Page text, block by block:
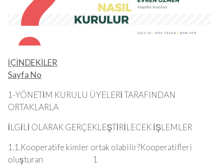
İÇİNDEKİLER
Sayfa No
1-YÖNETİM KURULU ÜYELERİ TARAFINDAN
ORTAKLARLA
İLGİLİ OLARAK GERÇEKLEŞTİRİLECEK İŞLEMLER
1.1.Kooperatife kimler ortak olabilir?Kooperatifleri
oluşturan 1